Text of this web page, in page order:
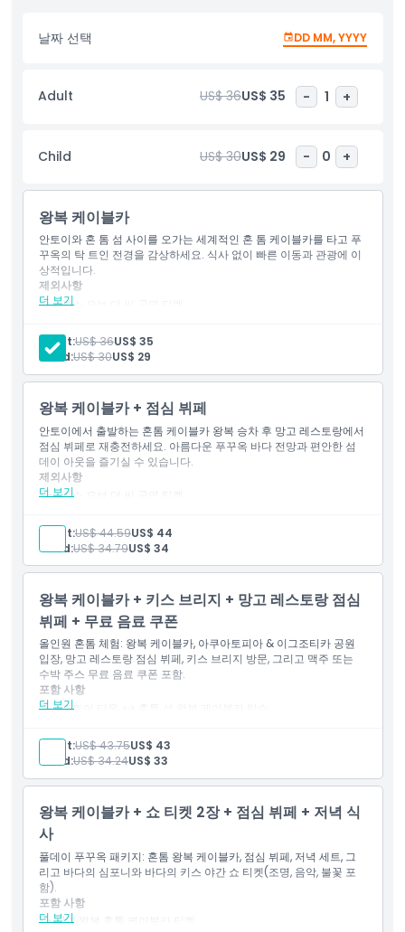
취하며 신선한 해산물과 인기 베트남 요리를 즐겨보세요. 하루가 저
물 무렵에는 푸꿕에서 꼭 방문해야 할 명소이자 최고의 일몰 사진 명
며 워터 이펙트, 불, 레이저, 불꽃놀이 및 국제 아티스트가 등장하는
멋진 밤 공연인 키스 오브 더 씨 쇼를 감상하세요. 썬 월드 혼 톰 네이
포함 사항
아동 성인 정책
포함되지 않는 사항
운영 시간
알아야 할 사항
복장 규정
취소 정책
날짜 선택 DD MM, YYYY
Adult US$ 36US$ 35 - 1 +
Child US$ 30US$ 29 - 0 +
왕복 케이블카
안토이와 혼 톰 섬 사이를 오가는 세계적인 혼 톰 케이블카를 타고 푸
꾸옥의 탁 트인 전경을 감상하세요. 식사 없이 빠른 이동과 관광에 이
상적입니다.
더 보기
제외사항
키스 오브 더 씨 공연 티켓
포함 사항
왕복 케이블카 탑승권 입장
아쿠아토피아 워터파크 및 엑소티카 워터파크 이용
음료 쿠폰: 18세 이상 고객에게는 선 크래프트비어 1잔 또는 지정
된 장소에서 주스 1잔 제공
키스 브리지 이용 (이용 시간 07:00-19:00 / 20:30-20:40 /
21:45-23:00)
Adult:US$ 36US$ 35
Child:US$ 30US$ 29
왕복 케이블카 + 점심 뷔페
안토이에서 출발하는 혼톰 케이블카 왕복 승차 후 망고 레스토랑에서
점심 뷔페로 재충전하세요. 아름다운 푸꾸옥 바다 전망과 편안한 섬
데이 아웃을 즐기실 수 있습니다.
더 보기
제외사항
키스 오브 더 씨 공연 티켓
포함 사항
일반 입장권
뷔페 점심
왕복 케이블카 교통편
입장권: 키스 브리지 (07:00 - 21:30 개장; 19:00 - 20:30 구간
은 티켓 사용 불가)
음료 쿠폰: 지정된 장소에서 사용할 수 있는 선 크래프트 비어 1잔
또는 수박 주스 1잔
Adult:US$ 44.59US$ 44
Child:US$ 34.79US$ 34
왕복 케이블카 + 키스 브리지 + 망고 레스토랑 점심
뷔페 + 무료 음료 쿠폰
올인원 혼톰 체험: 왕복 케이블카, 아쿠아토피아 & 이그조티카 공원
입장, 망고 레스토랑 점심 뷔페, 키스 브리지 방문, 그리고 맥주 또는
수박 주스 무료 음료 쿠폰 포함.
더 보기
포함 사항
안토이 타운 ↔ 혼톰 섬 왕복 케이블카 탑승
망고 레스토랑 점심 뷔페 (오전 11:00–오후 2:30)
키스 브리지 출입 + 무료 음료 쿠폰 (선택된 매장에서 맥주/수박
주스 제공; 브리지는 오후 7:00 이전 및 오후 8:30 이후 이용 가
능)
Adult:US$ 43.75US$ 43
Child:US$ 34.24US$ 33
왕복 케이블카 + 쇼 티켓 2장 + 점심 뷔페 + 저녁 식
사
풀데이 푸꾸옥 패키지: 혼톰 왕복 케이블카, 점심 뷔페, 저녁 세트, 그
리고 바다의 심포니와 바다의 키스 야간 쇼 티켓(조명, 음악, 불꽃 포
함).
더 보기
포함 사항
1인 왕복 혼톰 케이블카 티켓